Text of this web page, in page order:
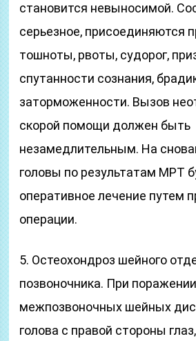
становится невыносимой.
серьезное, присоединяются
тошноты, рвоты, судорог,
спутанности сознания,
заторможенности. Вызов
скорой помощи должен быть
незамедлительным. На
головы по результатам МРТ
оперативное лечение путем
операции.
5. Остеохондроз шейного
позвоночника. При поражении
межпозвоночных шейных
голова с правой стороны